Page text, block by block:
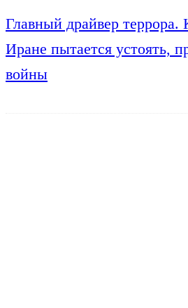
Главный драйвер
Иране пытается устоять,
войны